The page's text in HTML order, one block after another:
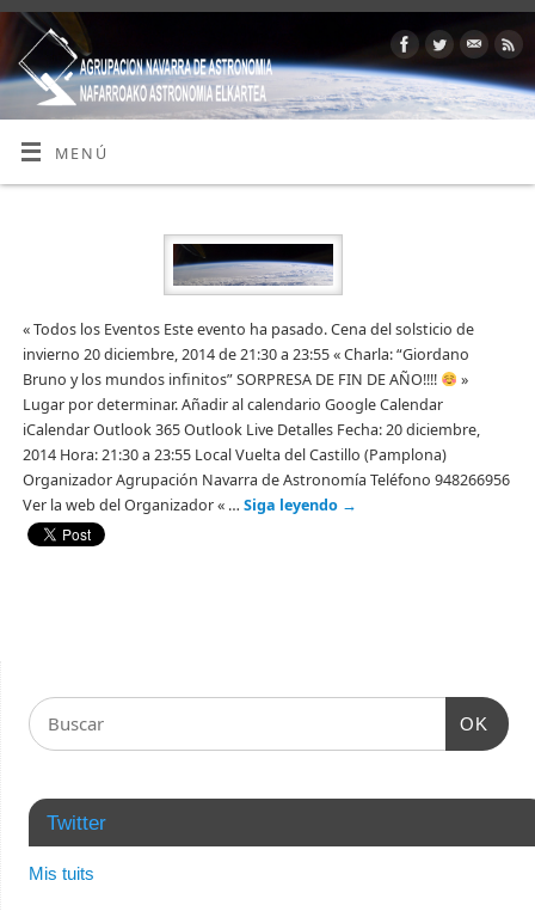
MENÚ
« Todos los Eventos Este evento ha pasado. Cena del solsticio de
invierno 20 diciembre, 2014 de 21:30 a 23:55 « Charla: “Giordano
Bruno y los mundos infinitos” SORPRESA DE FIN DE AÑO!!!!
»
Lugar por determinar. Añadir al calendario Google Calendar
iCalendar Outlook 365 Outlook Live Detalles Fecha: 20 diciembre,
2014 Hora: 21:30 a 23:55 Local Vuelta del Castillo (Pamplona)
Organizador Agrupación Navarra de Astronomía Teléfono 948266956
Ver la web del Organizador « … Siga leyendo →
OK
Twitter
Mis tuits